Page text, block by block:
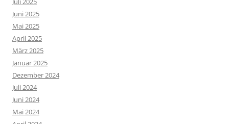
Juni 2025
Mai 2025
April 2025
März 2025
Januar 2025
Dezember 2024
Juli 2024
Juni 2024
Mai 2024